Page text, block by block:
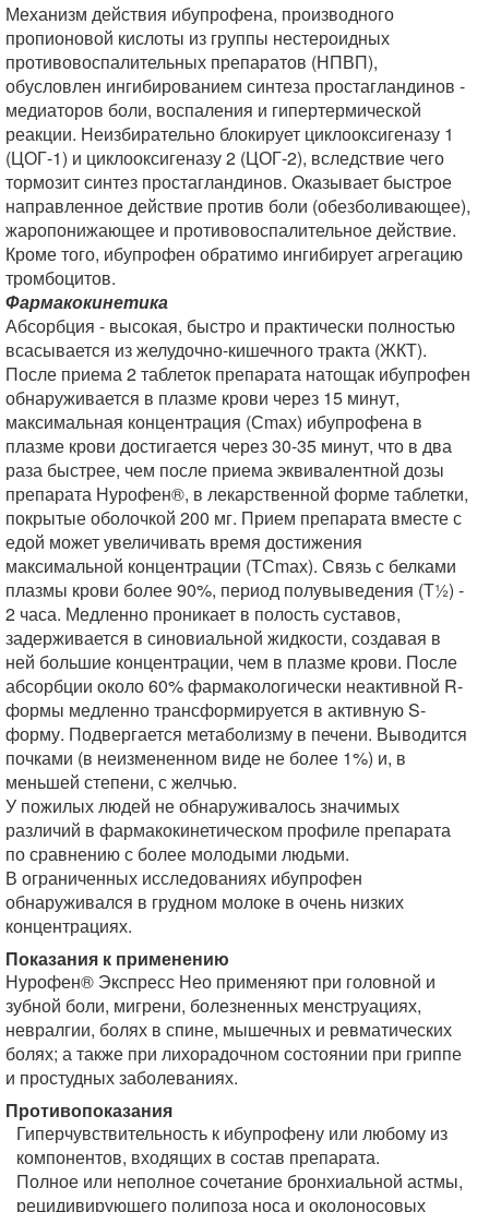
Механизм действия ибупрофена, производного
пропионовой кислоты из группы нестероидных
противовоспалительных препаратов (НПВП),
обусловлен ингибированием синтеза простагландинов -
медиаторов боли, воспаления и гипертермической
реакции. Неизбирательно блокирует циклооксигеназу 1
(ЦОГ-1) и циклооксигеназу 2 (ЦОГ-2), вследствие чего
тормозит синтез простагландинов. Оказывает быстрое
направленное действие против боли (обезболивающее),
жаропонижающее и противовоспалительное действие.
Кроме того, ибупрофен обратимо ингибирует агрегацию
тромбоцитов.
Фармакокинетика
Абсорбция - высокая, быстро и практически полностью
всасывается из желудочно-кишечного тракта (ЖКТ).
После приема 2 таблеток препарата натощак ибупрофен
обнаруживается в плазме крови через 15 минут,
максимальная концентрация (Сmах) ибупрофена в
плазме крови достигается через 30-35 минут, что в два
раза быстрее, чем после приема эквивалентной дозы
препарата Нурофен®, в лекарственной форме таблетки,
покрытые оболочкой 200 мг. Прием препарата вместе с
едой может увеличивать время достижения
максимальной концентрации (ТСmах). Связь с белками
плазмы крови более 90%, период полувыведения (Т½) -
2 часа. Медленно проникает в полость суставов,
задерживается в синовиальной жидкости, создавая в
ней большие концентрации, чем в плазме крови. После
абсорбции около 60% фармакологически неактивной R-
формы медленно трансформируется в активную S-
форму. Подвергается метаболизму в печени. Выводится
почками (в неизмененном виде не более 1%) и, в
меньшей степени, с желчью.
У пожилых людей не обнаруживалось значимых
различий в фармакокинетическом профиле препарата
по сравнению с более молодыми людьми.
В ограниченных исследованиях ибупрофен
обнаруживался в грудном молоке в очень низких
концентрациях.
Показания к применению
Нурофен® Экспресс Нео применяют при головной и
зубной боли, мигрени, болезненных менструациях,
невралгии, болях в спине, мышечных и ревматических
болях; а также при лихорадочном состоянии при гриппе
и простудных заболеваниях.
Противопоказания
Гиперчувствительность к ибупрофену или любому из
компонентов, входящих в состав препарата.
Полное или неполное сочетание бронхиальной астмы,
рецидивирующего полипоза носа и околоносовых